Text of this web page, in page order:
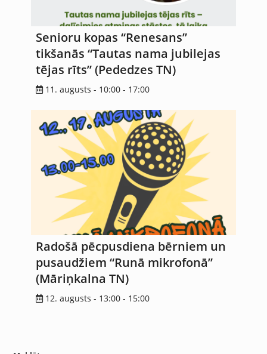
Senioru kopas “Renesans”
tikšanās “Tautas nama jubilejas
tējas rīts” (Pededzes TN)
11. augusts - 10:00 - 17:00
Radošā pēcpusdiena bērniem un
pusaudžiem “Runā mikrofonā”
(Māriņkalna TN)
12. augusts - 13:00 - 15:00